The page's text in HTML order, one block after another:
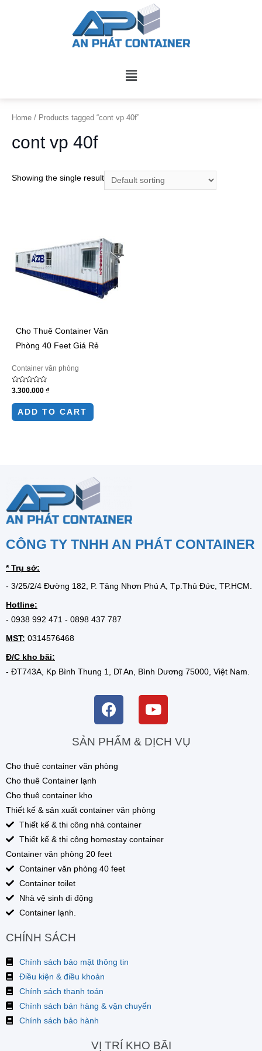
Home / Products tagged “cont vp 40f”
cont vp 40f
Showing the single result
Cho Thuê Container Văn
Phòng 40 Feet Giá Rẻ
Container văn phòng
Rated
out
3.300.000 ₫
ADD TO CART
CÔNG TY TNHH AN PHÁT CONTAINER
* Trụ sở:
- 3/25/2/4 Đường 182, P. Tăng Nhơn Phú A, Tp.Thủ Đức, TP.HCM.
Hotline:
- 0938 992 471 - 0898 437 787
MST: 0314576468
Đ/C kho bãi:
- ĐT743A, Kp Bình Thung 1, Dĩ An, Bình Dương 75000, Việt Nam.
SẢN PHẨM & DỊCH VỤ
Cho thuê container văn phòng
Cho thuê Container lạnh
Cho thuê container kho
Thiết kế & sản xuất container văn phòng
Thiết kế & thi công nhà container
Thiết kế & thi công homestay container
Container văn phòng 20 feet
Container văn phòng 40 feet
Container toilet
Nhà vệ sinh di động
Container lạnh.
CHÍNH SÁCH
Chính sách bảo mật thông tin
Điều kiện & điều khoản
Chính sách thanh toán
Chính sách bán hàng & vận chuyển
Chính sách bảo hành
VỊ TRÍ KHO BÃI